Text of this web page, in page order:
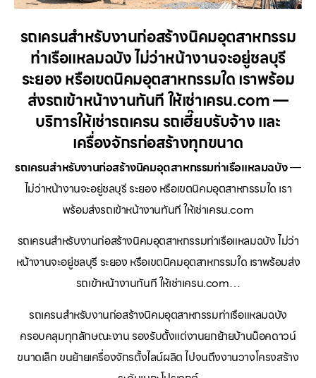
รถเครนสำหรับงานก่อสร้างนิคมอุตสาหกรรม
ท่าเรือแหลมฉบัง ไม่ว่าหน้างานจะอยู่ชลบุรี
ระยอง หรือเขตนิคมอุตสาหกรรมใด เราพร้อม
ส่งรถเข้าหน้างานทันที ให้เช่าเครน.com —
บริการให้เช่ารถเครน รถเฮี๊ยบรับจ้าง และ
เครื่องจักรก่อสร้างทุกขนาด
รถเครนสำหรับงานก่อสร้างนิคมอุตสาหกรรมท่าเรือแหลมฉบัง—
ไม่ว่าหน้างานจะอยู่ชลบุรี ระยอง หรือเขตนิคมอุตสาหกรรมใด เรา
พร้อมส่งรถเข้าหน้างานทันที ให้เช่าเครน.com
รถเครนสำหรับงานก่อสร้างนิคมอุตสาหกรรมท่าเรือแหลมฉบัง ไม่ว่า
หน้างานจะอยู่ชลบุรี ระยอง หรือเขตนิคมอุตสาหกรรมใด เราพร้อมส่ง
รถเข้าหน้างานทันที ให้เช่าเครน.com…
รถเครนสำหรับงานก่อสร้างนิคมอุตสาหกรรมท่าเรือแหลมฉบัง
ครอบคลุมทุกลักษณะงาน รองรับตั้งแต่งานยกย้ายบ้านน็อคดาวน์
ขนาดเล็ก ขนย้ายเครื่องจักรตั้งไลน์ผลิต ไปจนถึงงานวางโครงสร้าง